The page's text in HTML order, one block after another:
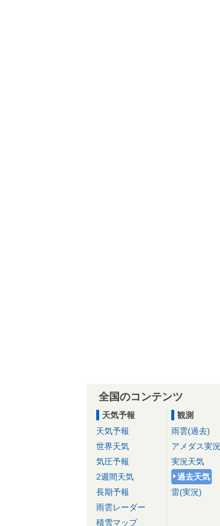
全国のコンテンツ
天気予報
天気予報
世界天気
気圧予報
2週間天気
長期予報
雨雲レーダー
積雪マップ
観測
雨雲(過去)
アメダス実況
実況天気
過去天気
雷(実況)